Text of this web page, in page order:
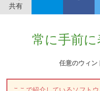
共有
常に手前
任意のウィン